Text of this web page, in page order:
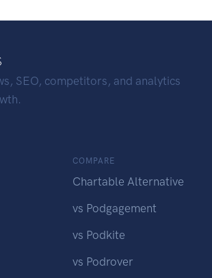
SEO, competitors, and analytics
COMPARE
Chartable Alternative
vs Podgagement
vs Podkite
vs Podrover